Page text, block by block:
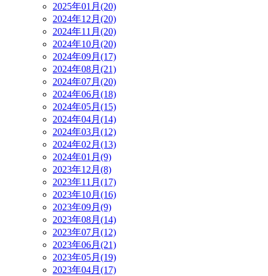
2025年01月(20)
2024年12月(20)
2024年11月(20)
2024年10月(20)
2024年09月(17)
2024年08月(21)
2024年07月(20)
2024年06月(18)
2024年05月(15)
2024年04月(14)
2024年03月(12)
2024年02月(13)
2024年01月(9)
2023年12月(8)
2023年11月(17)
2023年10月(16)
2023年09月(9)
2023年08月(14)
2023年07月(12)
2023年06月(21)
2023年05月(19)
2023年04月(17)